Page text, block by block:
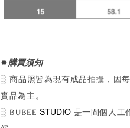
✹購買須知
░ 商品照皆為現有成品拍攝，因
實品為主。
░ BUBEE STUDIO 是一間個人工